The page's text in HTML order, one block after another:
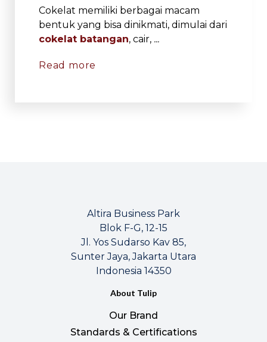
Cokelat memiliki berbagai macam
bentuk yang bisa dinikmati, dimulai dari
cokelat batangan, cair, ...
Read more
Altira Business Park
Blok F-G, 12-15
Jl. Yos Sudarso Kav 85,
Sunter Jaya, Jakarta Utara
Indonesia 14350
About Tulip
Our Brand
Standards & Certifications